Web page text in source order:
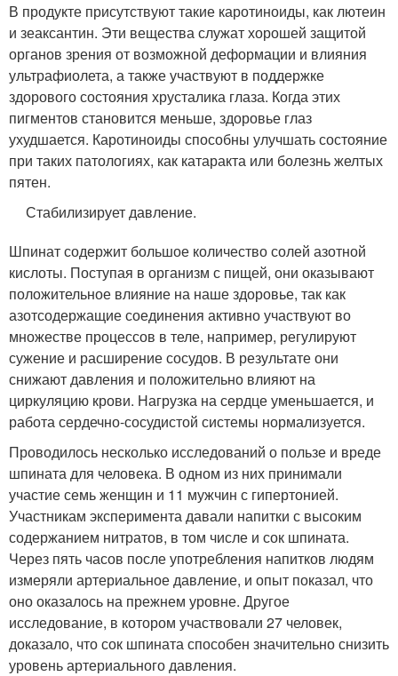
В продукте присутствуют такие каротиноиды, как лютеин
и зеаксантин. Эти вещества служат хорошей защитой
органов зрения от возможной деформации и влияния
ультрафиолета, а также участвуют в поддержке
здорового состояния хрусталика глаза. Когда этих
пигментов становится меньше, здоровье глаз
ухудшается. Каротиноиды способны улучшать состояние
при таких патологиях, как катаракта или болезнь желтых
пятен.
Стабилизирует давление.
Шпинат содержит большое количество солей азотной
кислоты. Поступая в организм с пищей, они оказывают
положительное влияние на наше здоровье, так как
азотсодержащие соединения активно участвуют во
множестве процессов в теле, например, регулируют
сужение и расширение сосудов. В результате они
снижают давления и положительно влияют на
циркуляцию крови. Нагрузка на сердце уменьшается, и
работа сердечно-сосудистой системы нормализуется.
Проводилось несколько исследований о пользе и вреде
шпината для человека. В одном из них принимали
участие семь женщин и 11 мужчин с гипертонией.
Участникам эксперимента давали напитки с высоким
содержанием нитратов, в том числе и сок шпината.
Через пять часов после употребления напитков людям
измеряли артериальное давление, и опыт показал, что
оно оказалось на прежнем уровне. Другое
исследование, в котором участвовали 27 человек,
доказало, что сок шпината способен значительно снизить
уровень артериального давления.